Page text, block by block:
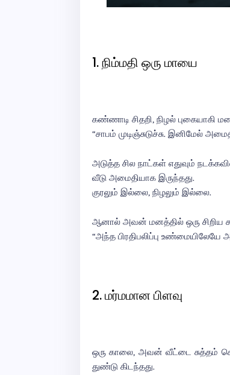
1. நிம்மதி ஒரு மாயை
கண்ணாடி சிதறி, நிழல் புகையாகி
“சாபம் முடிஞ்சுடுச்சு. இனிமேல்
அடுத்த சில நாட்கள் எதுவும்
வீடு அமைதியாக இருந்தது.
குரலும் இல்லை, நிழலும் இல்லை.
ஆனால் அவன் மனத்தில் ஒரு சிறிய
“அந்த பிரதிபலிப்பு
2. மர்மமான பிளவு
ஒரு காலை, அவன் வீட்டை சுத்தம்
துண்டு கிடந்தது.